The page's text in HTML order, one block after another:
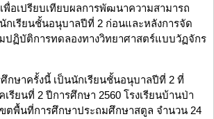
พื่อเปรียบเทียบผลการพัฒนาความสามารถ
กเรียนชั้นอนุบาลปีที่ 2 ก่อนและหลังการจัด
ปฏิบัติการทดลองทางวิทยาศาสตร์แบบวัฏจักร
กษาครั้งนี้ เป็นนักเรียนชั้นอนุบาลปีที่ 2 ที่
รียนที่ 2 ปีการศึกษา 2560 โรงเรียนบ้านป่า
ตพื้นที่การศึกษาประถมศึกษาสตูล จำนวน 24